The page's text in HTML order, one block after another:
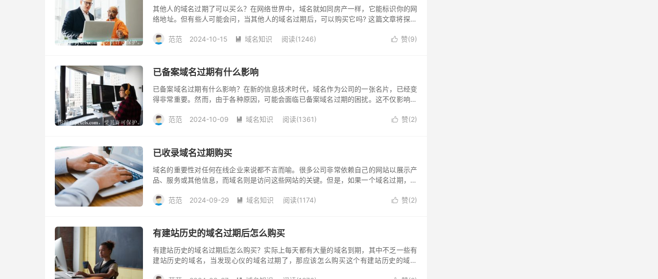
其他人的域名过期了可以买么？在网络世界中，域名就如同房产一样，它能标识你的网
络地址。但有些人可能会问，当其他人的域名过期后，可以购买它吗? 这篇文章将探讨
范范
2024-10-15  域名知识 阅读(1246)  赞(9)
已备案域名过期有什么影响
已备案域名过期有什么影响？在新的信息技术时代，域名作为公司的一张名片，已经变
得非常重要。然而，由于各种原因，可能会面临已备案域名过期的困扰。这不仅影响了
响，又应该如何应对呢？
范范 2024-10-09  域名知识 阅读(1361)  赞(2)
已收录域名过期购买
域名的重要性对任何在线企业来说都不言而喻。很多公司非常依赖自己的网站以展示产
品、服务或其他信息，而域名则是访问这些网站的关键。但是，如果一个域名过期，有
范范
2024-09-29  域名知识 阅读(1174)  赞(2)
有建站历史的域名过期后怎么购买
有建站历史的域名过期后怎么购买？实际上每天都有大量的域名到期，其中不乏一些有
建站历史的域名，当发现心仪的域名过期了，那应该怎么购买这个有建站历史的域名